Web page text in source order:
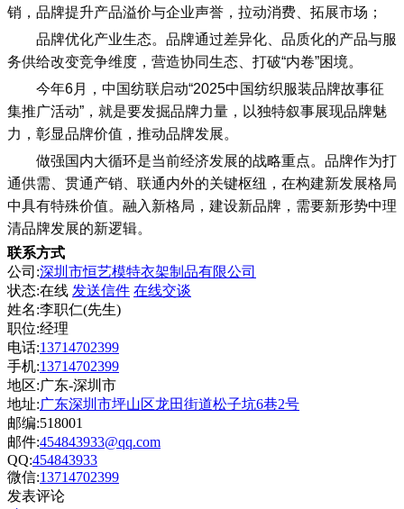
销，品牌提升产品溢价与企业声誉，拉动消费、拓展市场；
品牌优化产业生态。品牌通过差异化、品质化的产品与服
务供给改变竞争维度，营造协同生态、打破“内卷”困境。
今年6月，中国纺联启动“2025中国纺织服装品牌故事征
集推广活动”，就是要发掘品牌力量，以独特叙事展现品牌魅
力，彰显品牌价值，推动品牌发展。
做强国内大循环是当前经济发展的战略重点。品牌作为打
通供需、贯通产销、联通内外的关键枢纽，在构建新发展格局
中具有特殊价值。融入新格局，建设新品牌，需要新形势中理
清品牌发展的新逻辑。
联系方式
公司:深圳市恒艺模特衣架制品有限公司
状态:在线 发送信件 在线交谈
姓名:李职仁(先生)
职位:经理
电话:13714702399
手机:13714702399
地区:广东-深圳市
地址:广东深圳市坪山区龙田街道松子坑6巷2号
邮编:518001
邮件:454843933@qq.com
QQ:454843933
微信:13714702399
发表评论